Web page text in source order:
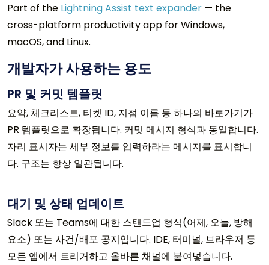
Part of the Lightning Assist text expander — the
cross-platform productivity app for Windows,
macOS, and Linux.
개발자가 사용하는 용도
PR 및 커밋 템플릿
요약, 체크리스트, 티켓 ID, 지점 이름 등 하나의 바로가기가
PR 템플릿으로 확장됩니다. 커밋 메시지 형식과 동일합니다.
자리 표시자는 세부 정보를 입력하라는 메시지를 표시합니
다. 구조는 항상 일관됩니다.
대기 및 상태 업데이트
Slack 또는 Teams에 대한 스탠드업 형식(어제, 오늘, 방해
요소) 또는 사건/배포 공지입니다. IDE, 터미널, 브라우저 등
모든 앱에서 트리거하고 올바른 채널에 붙여넣습니다.